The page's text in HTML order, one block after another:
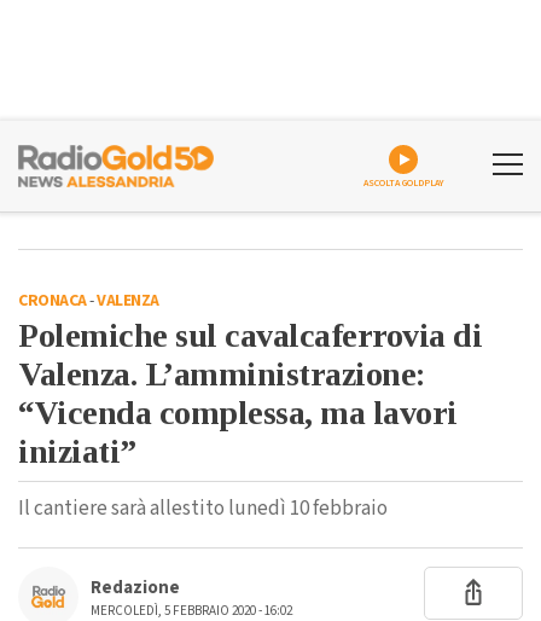
ASCOLTA GOLDPLAY
CRONACA-VALENZA
Polemiche sul cavalcaferrovia di
Valenza. L’amministrazione:
“Vicenda complessa, ma lavori
iniziati”
Il cantiere sarà allestito lunedì 10 febbraio
Redazione
MERCOLEDÌ, 5 FEBBRAIO 2020 - 16:02